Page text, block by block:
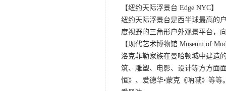
【纽约天际浮景台 Edge NYC】
纽约天际浮景台是西半球最高的
度视野的三角形户外观景平台，
【现代艺术博物馆 Museum of
洛克菲勒家族在曼哈顿城中建造
筑、雕塑、电影、设计等方方面
恒》、爱德华•蒙克《呐喊》等